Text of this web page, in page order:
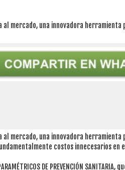
al mercado, una innovadora
al mercado, una innovadora
costos innecesarios en
DE PREVENCIÓN